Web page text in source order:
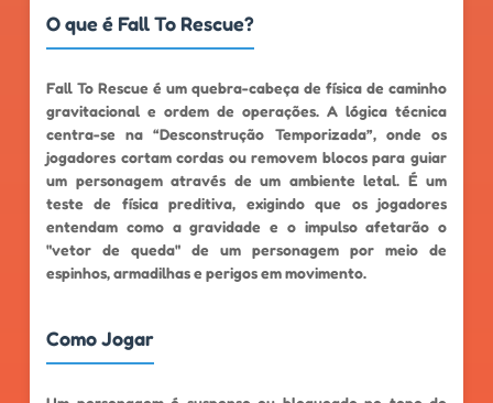
O que é Fall To Rescue?
Fall To Rescue é um quebra-cabeça de física de caminho
gravitacional e ordem de operações. A lógica técnica
centra-se na “Desconstrução Temporizada”, onde os
jogadores cortam cordas ou removem blocos para guiar
um personagem através de um ambiente letal. É um
teste de física preditiva, exigindo que os jogadores
entendam como a gravidade e o impulso afetarão o
"vetor de queda" de um personagem por meio de
espinhos, armadilhas e perigos em movimento.
Como Jogar